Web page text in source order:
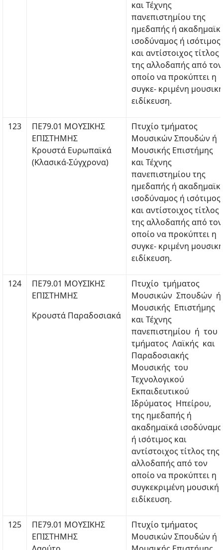
και Τέχνης
πανεπιστημίου της
ημεδαπής ή
ισοδύναμος ή ισότιμος
και αντίστοιχος τίτλος
της αλλοδαπής από τον
οποίο να προκύπτει η
συγκε- κριμένη μουσική
ειδίκευση.
123
ΠΕ79.01 ΜΟΥΣΙΚΗΣ
ΕΠΙΣΤΗΜΗΣ
Κρουστά Ευρωπαϊκά
(Κλασικά-Σύγχρονα)
Πτυχίο τμήματος
Μουσικών Σπουδών ή
Μουσικής Επιστήμης
και Τέχνης
πανεπιστημίου της
ημεδαπής ή
ισοδύναμος ή ισότιμος
και αντίστοιχος τίτλος
της αλλοδαπής από τον
οποίο να προκύπτει η
συγκε- κριμένη μουσική
ειδίκευση.
124
ΠΕ79.01 ΜΟΥΣΙΚΗΣ
ΕΠΙΣΤΗΜΗΣ
Κρουστά Παραδοσιακά
Πτυχίο τμήματος
Μουσικών Σπουδών ή
Μουσικής Επιστήμης
και Τέχνης
πανεπιστημίου ή του
τμήματος Λαϊκής και
Παραδοσιακής
Μουσικής του
Τεχνολογικού
Εκπαιδευτικού
Ιδρύματος Ηπείρου,
της ημεδαπής ή
ακαδημαϊκά
ή ισότιμος και
αντίστοιχος τίτλος της
αλλοδαπής από τον
οποίο να προκύπτει η
συγκεκριμένη μουσική
ειδίκευση.
125
ΠΕ79.01 ΜΟΥΣΙΚΗΣ
ΕΠΙΣΤΗΜΗΣ
Πτυχίο τμήματος
Μουσικών Σπουδών ή